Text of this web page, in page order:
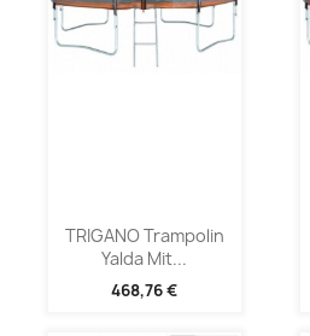
TRIGANO Trampolin
Yalda Mit...
468,76 €